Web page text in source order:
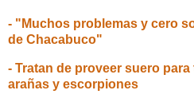
- "Muchos problemas y cero
de Chacabuco"
- Tratan de proveer suero
arañas y escorpiones